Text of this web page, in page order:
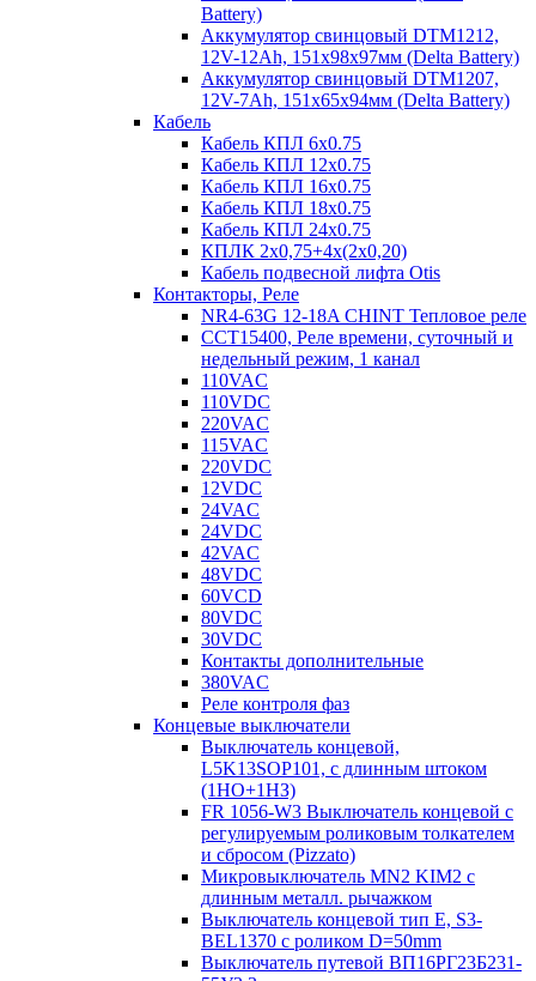
Battery)
Аккумулятор свинцовый DTM1212,
12V-12Ah, 151х98х97мм (Delta Battery)
Аккумулятор свинцовый DTM1207,
12V-7Ah, 151х65х94мм (Delta Battery)
Кабель
Кабель КПЛ 6х0.75
Кабель КПЛ 12х0.75
Кабель КПЛ 16х0.75
Кабель КПЛ 18х0.75
Кабель КПЛ 24х0.75
КПЛК 2х0,75+4х(2х0,20)
Кабель подвесной лифта Otis
Контакторы, Реле
NR4-63G 12-18A CHINT Тепловое реле
CCT15400, Реле времени, суточный и
недельный режим, 1 канал
110VAC
110VDC
220VAC
115VAC
220VDC
12VDC
24VAC
24VDC
42VAC
48VDC
60VCD
80VDC
30VDC
Контакты дополнительные
380VAC
Реле контроля фаз
Концевые выключатели
Выключатель концевой,
L5K13SOP101, с длинным штоком
(1НО+1НЗ)
FR 1056-W3 Выключатель концевой с
регулируемым роликовым толкателем
и сбросом (Pizzato)
Микровыключатель MN2 KIM2 с
длинным металл. рычажком
Выключатель концевой тип Е, S3-
BEL1370 с роликом D=50mm
Выключатель путевой ВП16РГ23Б231-